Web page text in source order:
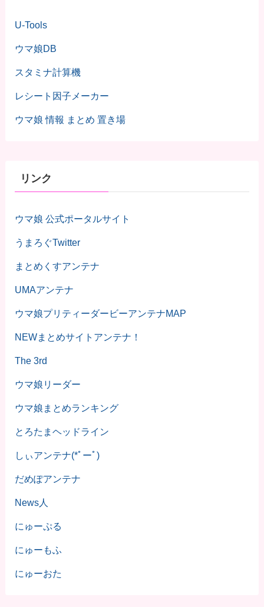
U-Tools
ウマ娘DB
スタミナ計算機
レシート因子メーカー
ウマ娘 情報 まとめ 置き場
リンク
ウマ娘 公式ポータルサイト
うまろぐTwitter
まとめくすアンテナ
UMAアンテナ
ウマ娘プリティーダービーアンテナMAP
NEWまとめサイトアンテナ！
The 3rd
ウマ娘リーダー
ウマ娘まとめランキング
とろたまヘッドライン
しぃアンテナ(*ﾟーﾟ)
だめぽアンテナ
News人
にゅーぷる
にゅーもふ
にゅーおた